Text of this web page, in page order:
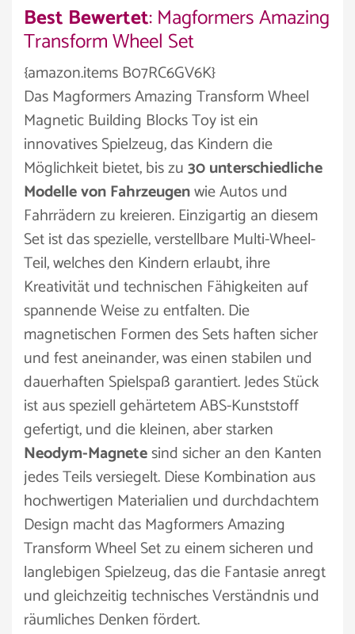
Best Bewertet: Magformers Amazing
Transform Wheel Set
{amazon.items B07RC6GV6K}
Das Magformers Amazing Transform Wheel
Magnetic Building Blocks Toy ist ein
innovatives Spielzeug, das Kindern die
Möglichkeit bietet, bis zu30 unterschiedliche
Modelle von Fahrzeugenwie Autos und
Fahrrädern zu kreieren. Einzigartig an diesem
Set ist das spezielle, verstellbare Multi-Wheel-
Teil, welches den Kindern erlaubt, ihre
Kreativität und technischen Fähigkeiten auf
spannende Weise zu entfalten. Die
magnetischen Formen des Sets haften sicher
und fest aneinander, was einen stabilen und
dauerhaften Spielspaß garantiert. Jedes Stück
ist aus speziell gehärtetem ABS-Kunststoff
gefertigt, und die kleinen, aber starken
Neodym-Magnetesind sicher an den Kanten
jedes Teils versiegelt. Diese Kombination aus
hochwertigen Materialien und durchdachtem
Design macht das Magformers Amazing
Transform Wheel Set zu einem sicheren und
langlebigen Spielzeug, das die Fantasie anregt
und gleichzeitig technisches Verständnis und
räumliches Denken fördert.